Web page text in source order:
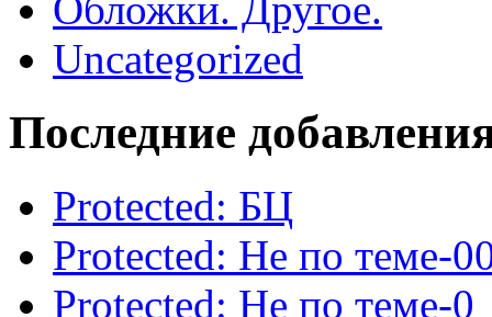
Uncategorized
Последние
Protected: БЦ
Protected: Не по теме-
Protected: Не по теме-0